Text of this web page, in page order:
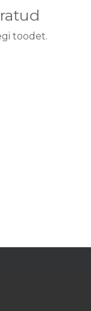
toodet.